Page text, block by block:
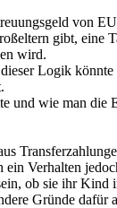
von
gibt, eine
wird.
Logik könnte
und wie man
ein Verhalten
ob sie ihr
Gründe dafür